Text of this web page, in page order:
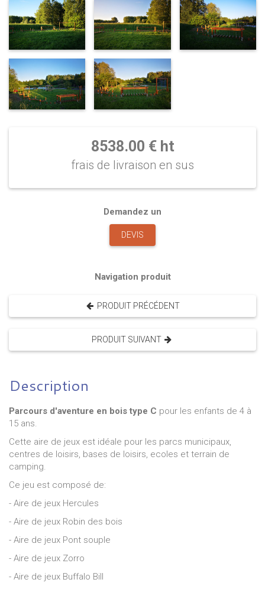
8538.00 € ht
frais de livraison en sus
Demandez un
DEVIS
Navigation produit
PRODUIT PRÉCÉDENT
PRODUIT SUIVANT
Description
Parcours d'aventure en bois type C pour les enfants de 4 à
15 ans.
Cette aire de jeux est idéale pour les parcs municipaux,
centres de loisirs, bases de loisirs, ecoles et terrain de
camping.
Ce jeu est composé de:
- Aire de jeux Hercules
- Aire de jeux Robin des bois
- Aire de jeux Pont souple
- Aire de jeux Zorro
- Aire de jeux Buffalo Bill